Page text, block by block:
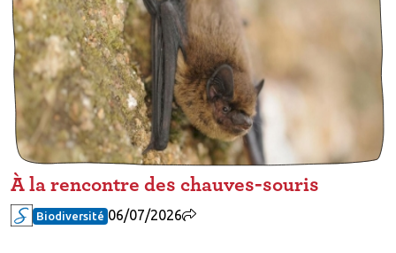
À la rencontre des chauves-souris
Biodiversité 06/07/2026